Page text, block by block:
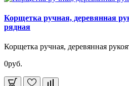
Корщетка ручная, деревянная
рядная
Корщетка ручная, деревянная
0руб.